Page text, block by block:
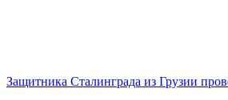
Защитника Сталинграда из Грузии